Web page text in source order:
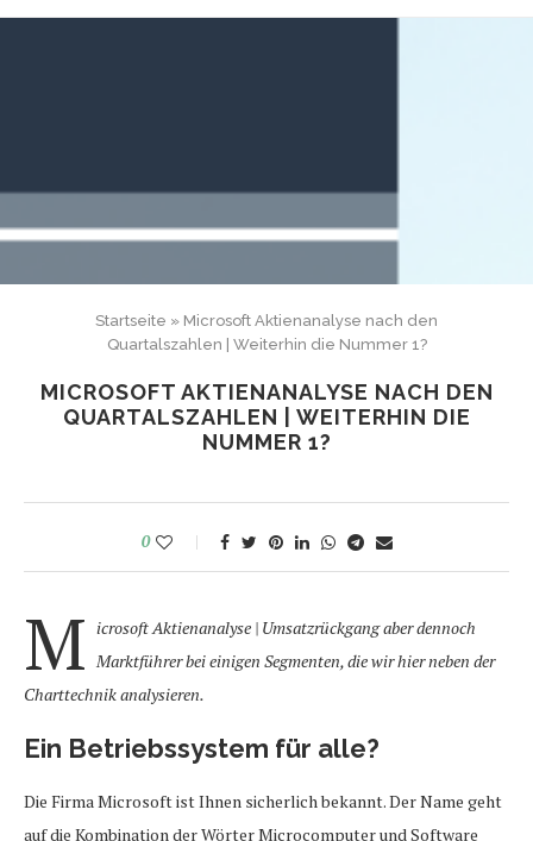
Startseite » Microsoft Aktienanalyse nach den
Quartalszahlen | Weiterhin die Nummer 1?
MICROSOFT AKTIENANALYSE NACH DEN
QUARTALSZAHLEN | WEITERHIN DIE
NUMMER 1?
0
M icrosoft Aktienanalyse | Umsatzrückgang aber dennoch
Marktführer bei einigen Segmenten, die wir hier neben der
Charttechnik analysieren.
Ein Betriebssystem für alle?
Die Firma Microsoft ist Ihnen sicherlich bekannt. Der Name geht
auf die Kombination der Wörter Microcomputer und Software